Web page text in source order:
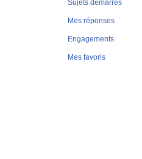
Sujets démarrés
Mes réponses
Engagements
Mes favoris